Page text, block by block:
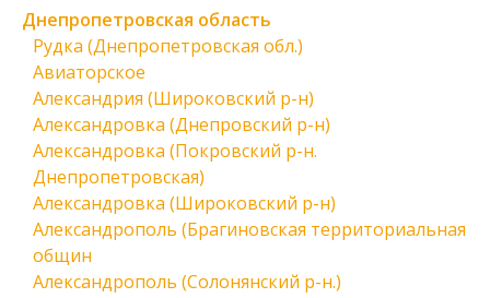
Днепропетровская область
Рудка (Днепропетровская обл.)
Авиаторское
Александрия (Широковский р-н)
Александровка (Днепровский р-н)
Александровка (Покровский р-н.
Днепропетровская)
Александровка (Широковский р-н)
Александрополь (Брагиновская территориальная
общин
Александрополь (Солонянский р-н.)